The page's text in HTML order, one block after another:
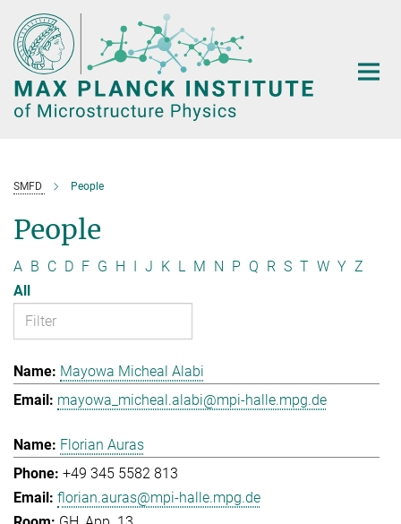
Main-
Content
SMFD People
People
A B C D F G H I J K L M N P Q R S T W Y Z
All
Mayowa Micheal Alabi
mayowa_micheal.alabi@mpi-halle.mpg.de
Florian Auras
+49 345 5582 813
florian.auras@mpi-halle.mpg.de